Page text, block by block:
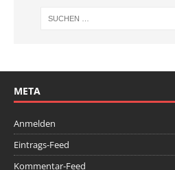
META
Anmelden
Eintrags-Feed
Kommentar-Feed